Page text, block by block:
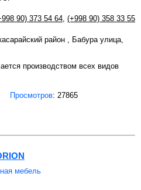
90) 373 54 64 (+998 90) 358 33 55
район , Бабура улица,
производством всех видов
Просмотров: 27865
мебель